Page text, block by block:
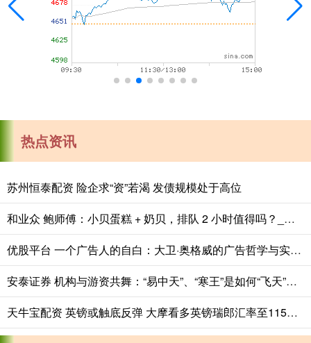
热点资讯
苏州恒泰配资 险企求“资”若渴 发债规模处于高位
和业众 鲍师傅：小贝蛋糕 + 奶贝，排队 2 小时值得吗？_产品_消费者_时间
优股平台 一个广告人的自白：大卫·奥格威的广告哲学与实践之道
安泰证券 机构与游资共舞：“易中天”、“寒王”是如何“飞天”的？
天牛宝配资 英镑或触底反弹 大摩看多英镑瑞郎汇率至115目标位